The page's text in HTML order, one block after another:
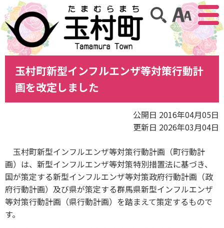
アクセ
サイト内検索
玉村町新型インフルエンザ等対策行動計
画を改定しました
公開日 2016年04月05日
更新日 2026年03月04日
玉村町新型インフルエンザ等対策行動計画（町行動計
画）は、新型インフルエンザ等対策特別措置法に基づき、
国が策定する新型インフルエンザ等対策政府行動計画（政
府行動計画）及び県が策定する群馬県新型インフルエンザ
等対策行動計画（県行動計画）を踏まえて策定するもので
す。